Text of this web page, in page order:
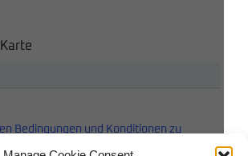
Bedingungen und Konditionen zu